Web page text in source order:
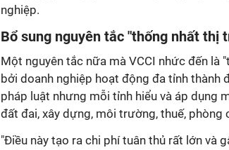
nghiệp.
Bổ sung nguyên tắc "thống nhất thị
Một nguyên tắc nữa mà VCCI nhức đến là
bởi doanh nghiệp hoạt động đa tỉnh thành
pháp luật nhưng mỗi tỉnh hiểu và áp dụng
đất đai, xây dựng, môi trường, thuế, phòng
"Điều này tạo ra chi phí tuân thủ rất lớn và